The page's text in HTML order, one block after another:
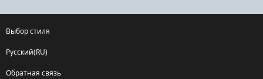
Выбор стиля
Русский(RU)
Обратная связь